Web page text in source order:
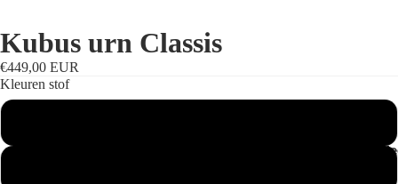
Kubus urn Classis
€449,00 EUR
Kleuren stof